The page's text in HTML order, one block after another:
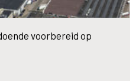
voorbereid op